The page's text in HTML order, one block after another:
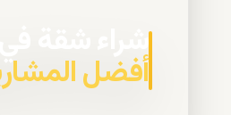
شراء شقة
أفضل المشاريع 2026 + خطط